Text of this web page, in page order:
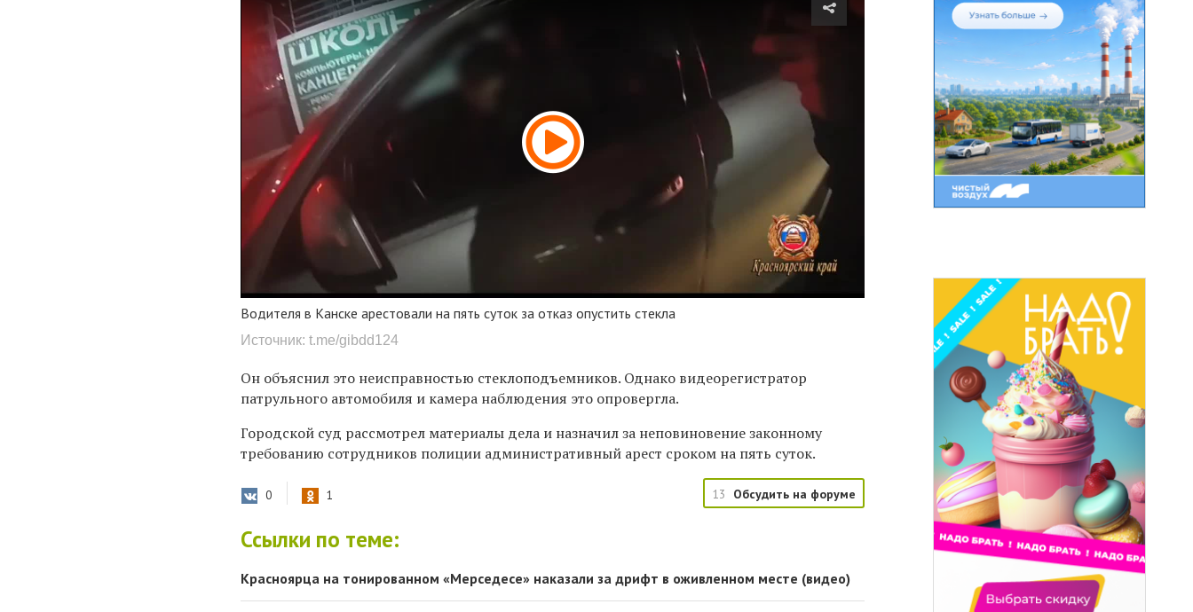
Водителя в Канске арестовали на пять суток за отказ опустить стекла
Источник: t.me/gibdd124
Он объяснил это неисправностью стеклоподъемников. Однако видеорегистратор
патрульного автомобиля и камера наблюдения это опровергла.
Городской суд рассмотрел материалы дела и назначил за неповиновение законному
требованию сотрудников полиции административный арест сроком на пять суток.
0 1 13 Обсудить на форуме
Ссылки по теме:
Красноярца на тонированном «Мерседесе» наказали за дрифт в оживленном месте (видео)